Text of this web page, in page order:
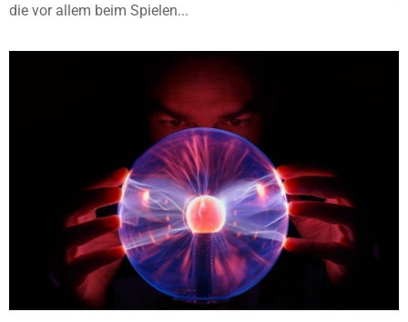
die vor allem beim Spielen...